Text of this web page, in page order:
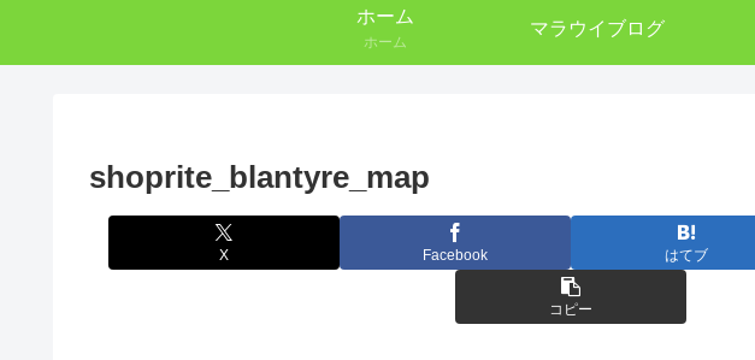
ホーム
ホーム
マラウイブログ
shoprite_blantyre_map
X Facebook はてブ
コピー